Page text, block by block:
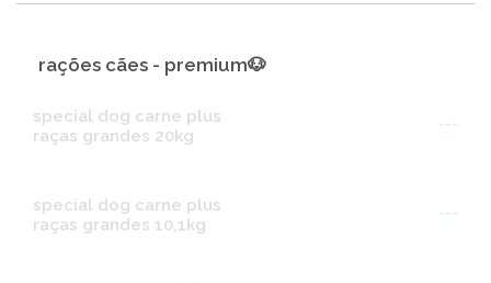
rações cães - premium🐶
special dog carne plus
raças grandes 20kg
---
special dog carne plus
raças grandes 10,1kg
---